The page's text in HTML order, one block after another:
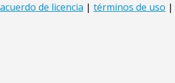
acuerdo de licencia | términos de uso |